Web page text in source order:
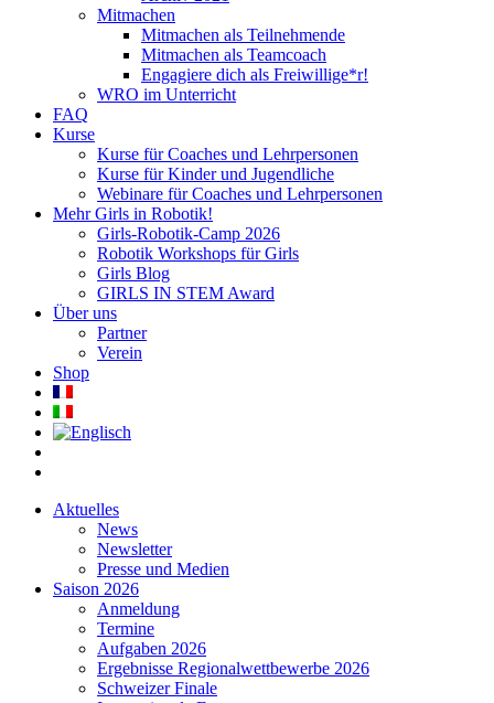
Mitmachen
Mitmachen als Teilnehmende
Mitmachen als Teamcoach
Engagiere dich als Freiwillige*r!
WRO im Unterricht
FAQ
Kurse
Kurse für Coaches und Lehrpersonen
Kurse für Kinder und Jugendliche
Webinare für Coaches und Lehrpersonen
Mehr Girls in Robotik!
Girls-Robotik-Camp 2026
Robotik Workshops für Girls
Girls Blog
GIRLS IN STEM Award
Über uns
Partner
Verein
Shop
Aktuelles
News
Newsletter
Presse und Medien
Saison 2026
Anmeldung
Termine
Aufgaben 2026
Ergebnisse Regionalwettbewerbe 2026
Schweizer Finale